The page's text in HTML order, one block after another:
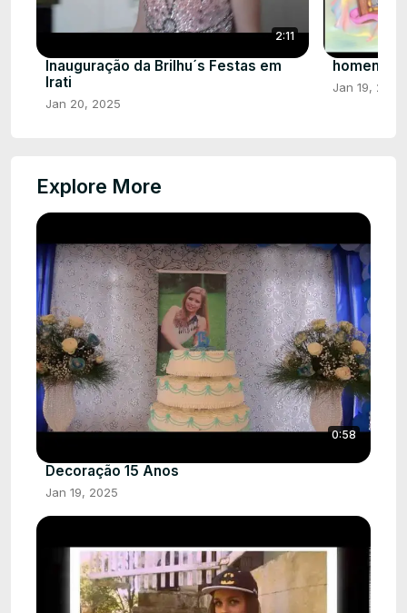
2:11
Inauguração da Brilhu´s Festas em
Irati
Jan 20, 2025
Jan 19, 2025
Explore More
0:58
Decoração 15 Anos
Jan 19, 2025